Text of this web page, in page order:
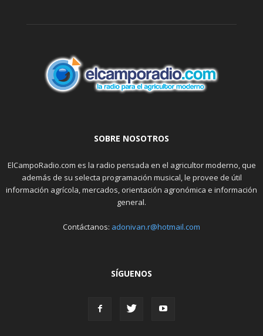
SOBRE NOSOTROS
ElCampoRadio.com es la radio pensada en el agricultor moderno, que
además de su selecta programación musical, le provee de útil
información agrícola, mercados, orientación agronómica e información
general.
Contáctanos: adonivan.r@hotmail.com
SÍGUENOS